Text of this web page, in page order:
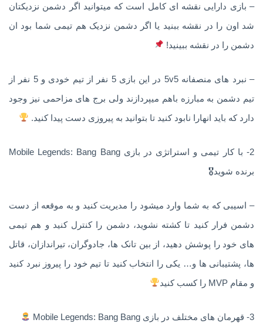
– بازی دارایی نقشه ای کامل است که میتوانید اگر دشمن نزدیکتان
شد اون را در نقشه ببنید یا اگر دشمن نزدیک هم تیمی شما بود ان
دشمن را در نقشه ببینید!
– نبرد های منصفانه 5v5 در این بازی 5 نفر از تیم خودی و 5 نفر از
تیم دشمن به مبارزه باهم میپردازند ولی برج های مزاحمی نیز وجود
دارد که باید انهارا نابود کنید تا بتوانید به پیروزی دست پیدا کنید.
2- با کار تیمی و استراتژی در بازی Mobile Legends: Bang Bang
برنده شوید🎖
– اسیبی که به شما وارد میشود را مدیریت کنید و به موقعه از دست
دشمن فرار کنید تا کشته نشوید، دشمن را کنترل کنید و هم تیمی
های خود را پوشش دهید، از بین تانک ها، جادوگران، تیراندازان، قاتل
ها، پشتیبانی ها و… یکی را انتخاب کنید تا تیم خود را پیروز نبرد کنید
و مقام MVP را کسب کنید
3- قهرمان های مختلف در بازی Mobile Legends: Bang Bang